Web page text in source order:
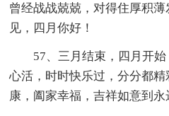
曾经战战兢兢，对得住厚积
见，四月你好！
57、三月结束，四月开始
心活，时时快乐过，分分都
康，阖家幸福，吉祥如意到永